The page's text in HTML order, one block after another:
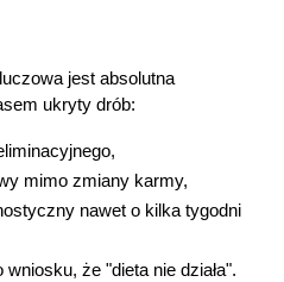
jest absolutna
ukryty drób:
mimo zmiany karmy,
nawet o kilka tygodni
wniosku, że "dieta nie działa".